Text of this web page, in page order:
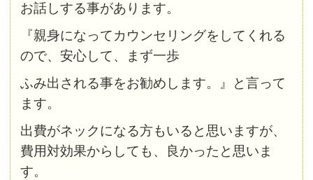
お話しする事があります。
『親身になってカウンセリングをしてくれる
ので、安心して、まず一歩
ふみ出される事をお勧めします。』と言って
ます。
出費がネックになる方もいると思いますが、
費用対効果からしても、良かったと思いま
す。